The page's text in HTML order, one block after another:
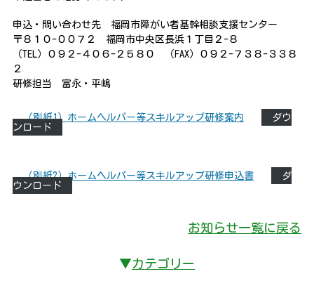
▼カテゴリー
申込・問い合わせ先 福岡市障がい者基幹相談支援センター
〒８１０-００７２ 福岡市中央区長浜１丁目２-８
（TEL）０９２-４０６-２５８０ （FAX）０９２-７３８-３３８
２
研修担当 富永・平嶋
（別紙1）ホームヘルパー等スキルアップ研修案内
ダウ
ンロード
（別紙2）ホームヘルパー等スキルアップ研修申込書
ダ
ウンロード
お知らせ一覧に戻る